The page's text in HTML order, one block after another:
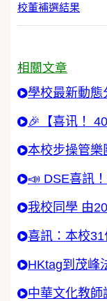
校董補選結果
相關文章
學校最新動態
🎉【喜讯！
本校步操管樂
📣 DSE喜訊
我校同學 由
喜訊：本校
HKtag到茂峰
中華文化教